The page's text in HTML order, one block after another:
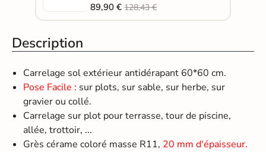
89,90 €128,43 €
Description
Carrelage sol extérieur antidérapant 60*60 cm.
Pose Facile : sur plots, sur sable, sur herbe, sur
gravier ou collé.
Carrelage sur plot pour terrasse, tour de piscine,
allée, trottoir, ...
Grès cérame coloré masse R11, 20 mm d'épaisseur.